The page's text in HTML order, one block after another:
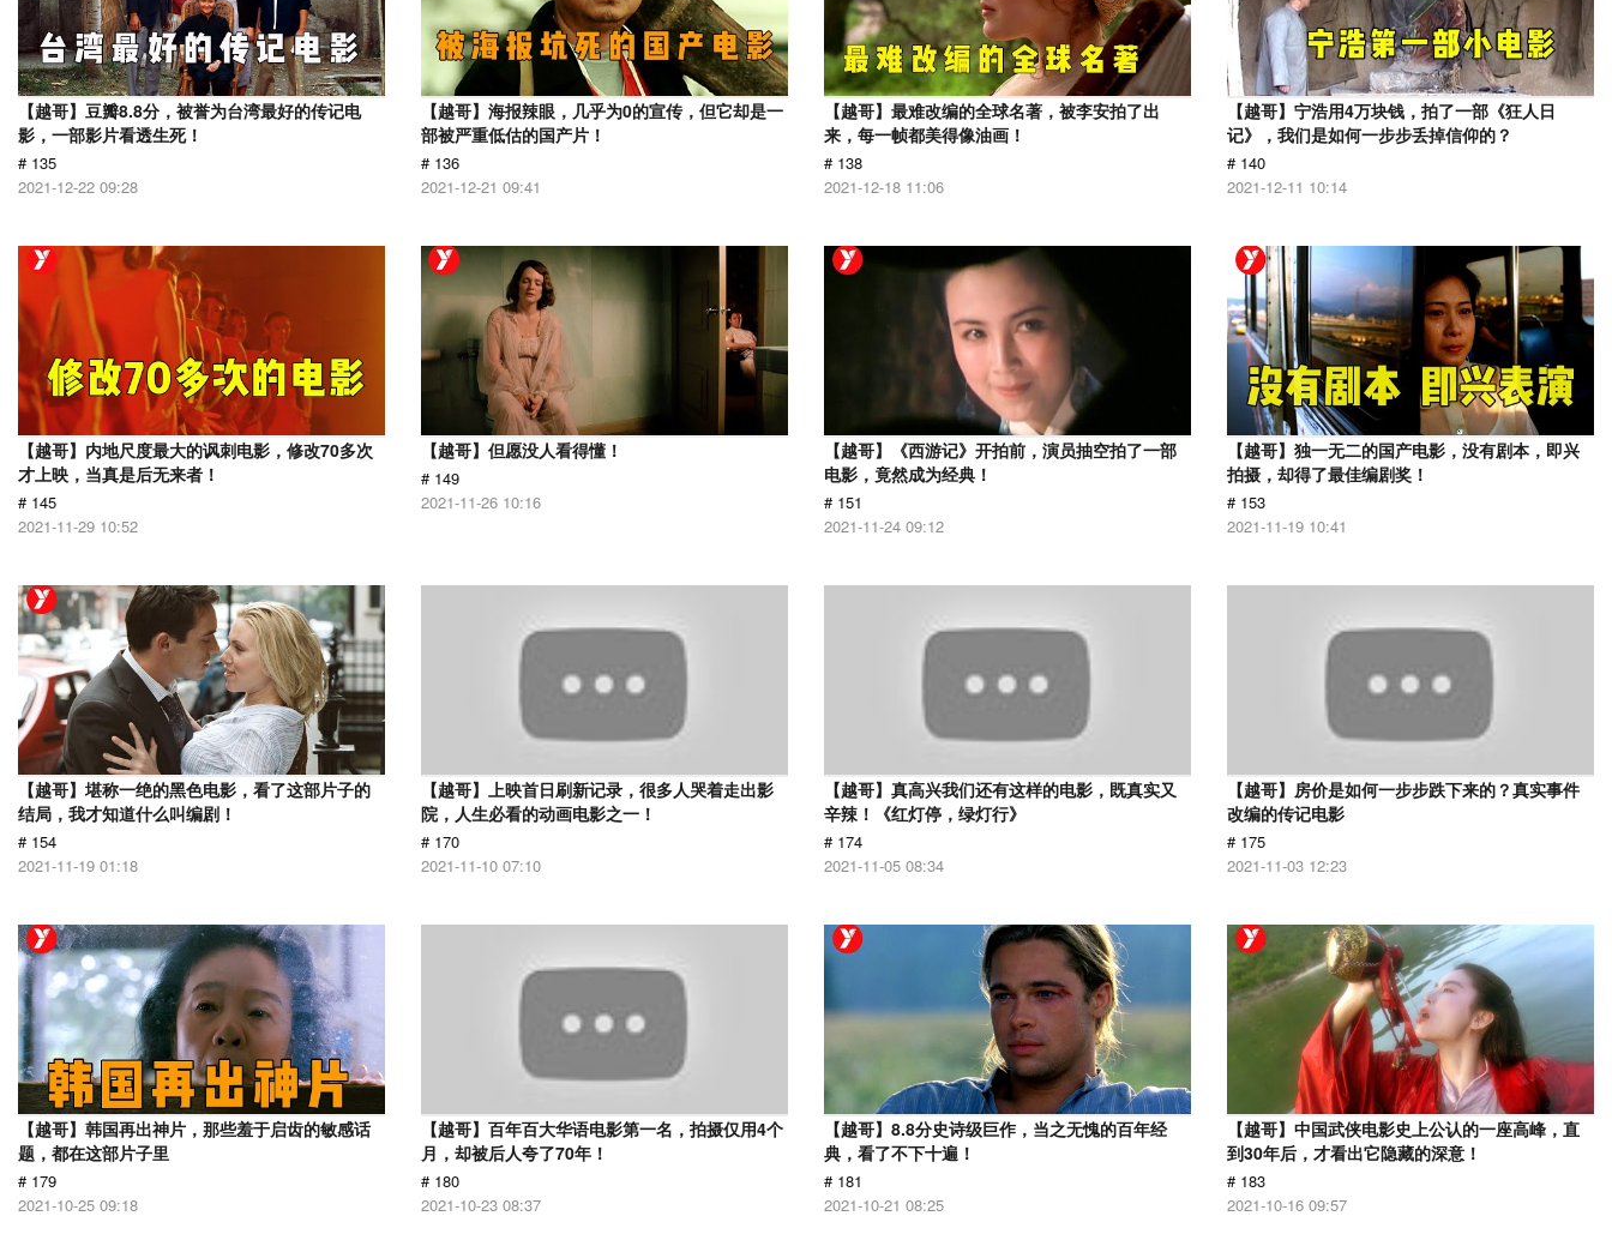
【越哥】豆瓣8.8分，被誉为台湾最好的传记电
影，一部影片看透生死！
# 135
2021-12-22 09:28
【越哥】海报辣眼，几乎为0的宣传，但它却是一
部被严重低估的国产片！
# 136
2021-12-21 09:41
【越哥】最难改编的全球名著，被李安拍了出
来，每一帧都美得像油画！
# 138
2021-12-18 11:06
【越哥】宁浩用4万块钱，拍了一部《狂人日
记》，我们是如何一步步丢掉信仰的？
# 140
2021-12-11 10:14
【越哥】内地尺度最大的讽刺电影，修改70多次
才上映，当真是后无来者！
# 145
2021-11-29 10:52
【越哥】但愿没人看得懂！
# 149
2021-11-26 10:16
【越哥】《西游记》开拍前，演员抽空拍了一部
电影，竟然成为经典！
# 151
2021-11-24 09:12
【越哥】独一无二的国产电影，没有剧本，即兴
拍摄，却得了最佳编剧奖！
# 153
2021-11-19 10:41
【越哥】堪称一绝的黑色电影，看了这部片子的
结局，我才知道什么叫编剧！
# 154
2021-11-19 01:18
【越哥】上映首日刷新记录，很多人哭着走出影
院，人生必看的动画电影之一！
# 170
2021-11-10 07:10
【越哥】真高兴我们还有这样的电影，既真实又
辛辣！《红灯停，绿灯行》
# 174
2021-11-05 08:34
【越哥】房价是如何一步步跌下来的？真实事件
改编的传记电影
# 175
2021-11-03 12:23
【越哥】韩国再出神片，那些羞于启齿的敏感话
题，都在这部片子里
# 179
2021-10-25 09:18
【越哥】百年百大华语电影第一名，拍摄仅用4个
月，却被后人夸了70年！
# 180
2021-10-23 08:37
【越哥】8.8分史诗级巨作，当之无愧的百年经
典，看了不下十遍！
# 181
2021-10-21 08:25
【越哥】中国武侠电影史上公认的一座高峰，直
到30年后，才看出它隐藏的深意！
# 183
2021-10-16 09:57